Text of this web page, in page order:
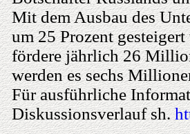
Mit dem Ausbau des
um 25 Prozent
fördere jährlich 26
werden es sechs
Für ausführliche
Diskussionsverlauf sh.